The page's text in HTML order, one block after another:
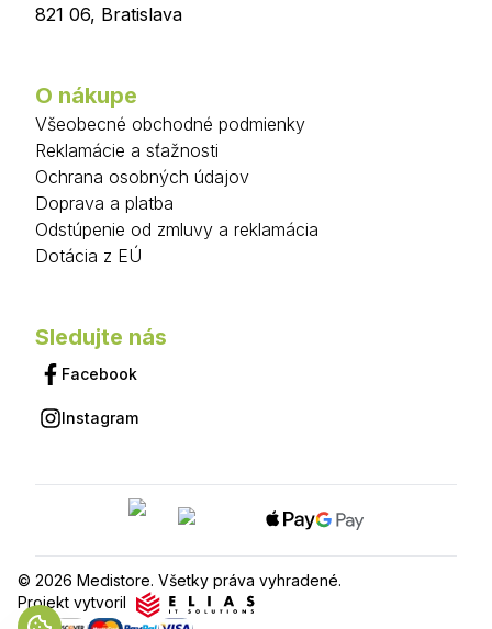
821 06, Bratislava
O nákupe
Všeobecné obchodné podmienky
Reklamácie a sťažnosti
Ochrana osobných údajov
Doprava a platba
Odstúpenie od zmluvy a reklamácia
Dotácia z EÚ
Sledujte nás
Facebook
Instagram
© 2026 Medistore. Všetky práva vyhradené.
Projekt vytvoril